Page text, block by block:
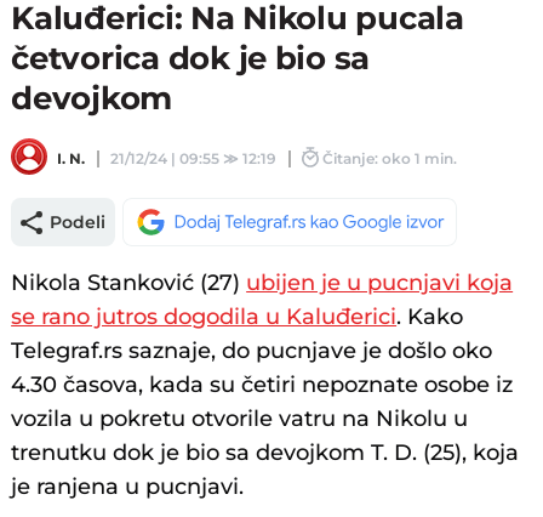
Kaluđerici: Na Nikolu pucala
četvorica dok je bio sa
devojkom
I. N. 21/12/24 | 09:55 ≫12:19 Čitanje: oko 1 min.
Podeli
Nikola Stanković (27) ubijen je u pucnjavi koja
se rano jutros dogodila u Kaluđerici. Kako
Telegraf.rs saznaje, do pucnjave je došlo oko
4.30 časova, kada su četiri nepoznate osobe iz
vozila u pokretu otvorile vatru na Nikolu u
trenutku dok je bio sa devojkom T. D. (25), koja
je ranjena u pucnjavi.